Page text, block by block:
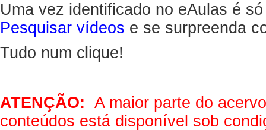
Uma vez identificado no eAulas é
Pesquisar vídeos e se surpreenda
Tudo num clique!
ATENÇÃO: A maior parte do
conteúdos está disponível sob